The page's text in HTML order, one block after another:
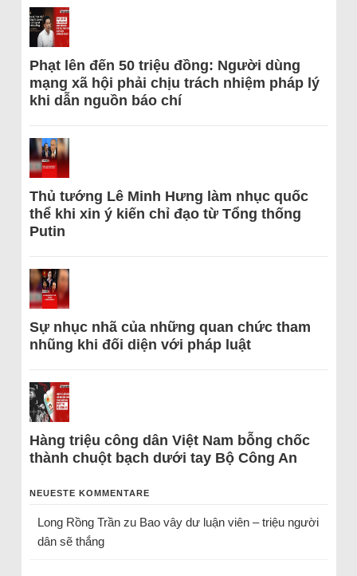
Phạt lên đến 50 triệu đồng: Người dùng
mạng xã hội phải chịu trách nhiệm pháp lý
khi dẫn nguồn báo chí
Thủ tướng Lê Minh Hưng làm nhục quốc
thể khi xin ý kiến chỉ đạo từ Tổng thống
Putin
Sự nhục nhã của những quan chức tham
nhũng khi đối diện với pháp luật
Hàng triệu công dân Việt Nam bỗng chốc
thành chuột bạch dưới tay Bộ Công An
NEUESTE KOMMENTARE
Long Rồng Trầnzu Bao vây dư luận viên – triệu người
dân sẽ thắng